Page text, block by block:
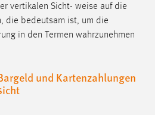
vertikalen Sicht- weise auf die
die bedeutsam ist, um die
in den Termen wahrzunehmen
und Kartenzahlungen